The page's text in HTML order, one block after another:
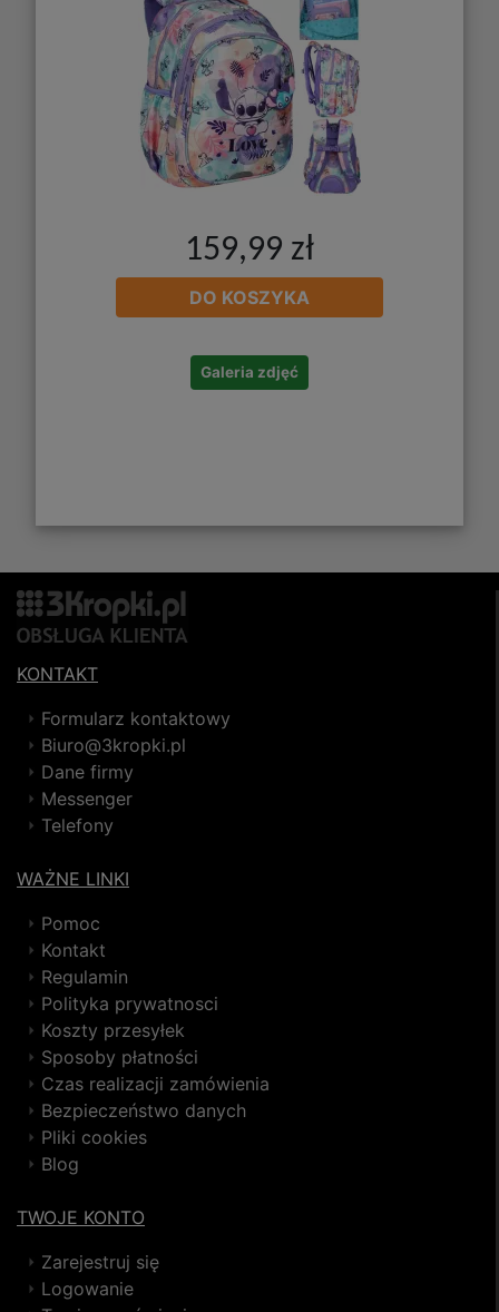
159,99 zł
DO KOSZYKA
Galeria zdjęć
KONTAKT
Formularz kontaktowy
Biuro@3kropki.pl
Dane firmy
Messenger
Telefony
WAŻNE LINKI
Pomoc
Kontakt
Regulamin
Polityka prywatnosci
Koszty przesyłek
Sposoby płatności
Czas realizacji zamówienia
Bezpieczeństwo danych
Pliki cookies
Blog
TWOJE KONTO
Zarejestruj się
Logowanie